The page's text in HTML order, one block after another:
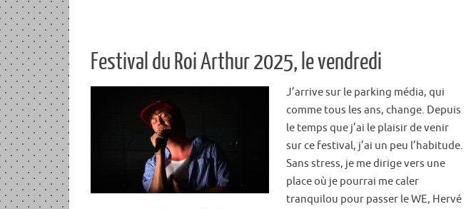
Festival du Roi Arthur 2025, le vendredi
J’arrive sur le parking média, qui
comme tous les ans, change. Depuis
le temps que j’ai le plaisir de venir
sur ce festival, j’ai un peu l’habitude.
Sans stress, je me dirige vers une
place où je pourrai me caler
tranquilou pour passer le WE, Hervé